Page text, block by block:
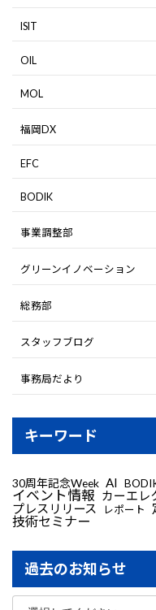
ISIT
OIL
MOL
福岡DX
EFC
BODIK
事業調整部
グリーンイノベーション
総務部
スタッフブログ
事務局だより
キーワード
30周年記念Week AI
イベント情報 カーエレ
プレスリリース
レポート
技術セミナー
過去のお知らせ